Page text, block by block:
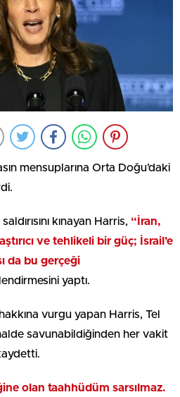
mensuplarına Orta Doğu’daki
kınayan Harris, “İran,
ve tehlikeli bir güç; İsrail’e
da bu gerçeği
yaptı.
vurgu yapan Harris, Tel
savunabildiğinden her vakit
olan taahhüdüm sarsılmaz.